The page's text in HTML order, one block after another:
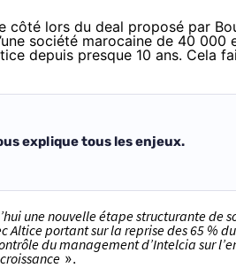
côté lors du deal proposé par
société marocaine de 40 000
depuis presque 10 ans. Cela
explique tous les enjeux.
une nouvelle étape structurante de
Altice portant sur la reprise des 65 %
du management d’Intelcia sur
».